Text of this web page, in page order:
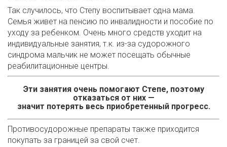
Так случилось, что Степу воспитывает одна мама.
Семья живет на пенсию по инвалидности и пособие по
уходу за ребенком. Очень много средств уходит на
индивидуальные занятия, т.к. из-за судорожного
синдрома мальчик не может посещать обычные
реабилитационные центры.
Эти занятия очень помогают Степе, поэтому
отказаться от них —
значит потерять весь приобретенный прогресс.
Противосудорожные препараты также приходится
покупать за границей за свой счет.